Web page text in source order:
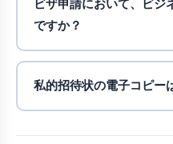
ビザ申請において、ビジ
ですか？
私的招待状の電子コピー